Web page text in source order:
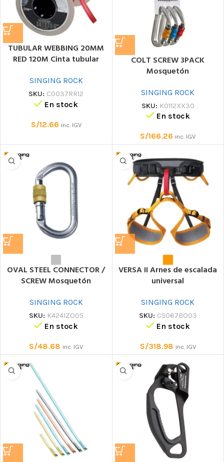
TUBULAR WEBBING 20MM
RED 120M Cinta tubular
SINGING ROCK
SKU: C0037RR12
En stock
S/12.66 inc. IGV
COLT SCREW 3PACK
Mosquetón
SINGING ROCK
SKU: K0112XX30
En stock
S/166.26 inc. IGV
OVAL STEEL CONNECTOR /
SCREW Mosquetón
SINGING ROCK
SKU: K4241ZO05
En stock
S/48.68 inc. IGV
VERSA II Arnes de escalada
universal
SINGING ROCK
SKU: C5067BO03
En stock
S/318.98 inc. IGV